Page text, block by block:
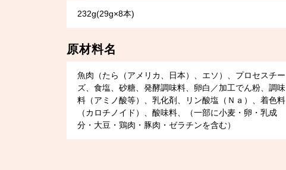
232g(29g×8本)
原材料名
魚肉（たら（アメリカ、日本）、エソ）、プロセスチー
ズ、食塩、砂糖、発酵調味料、卵白／加工でん粉、調味
料（アミノ酸等）、乳化剤、リン酸塩（Ｎａ）、着色料
（カロチノイド）、酸味料、（一部に小麦・卵・乳成
分・大豆・鶏肉・豚肉・ゼラチンを含む）